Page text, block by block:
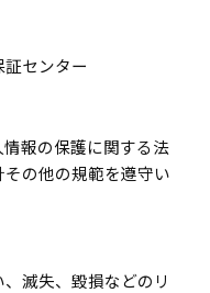
センター
報の保護に関する法
の他の規範を遵守い
滅失、毀損などのリ